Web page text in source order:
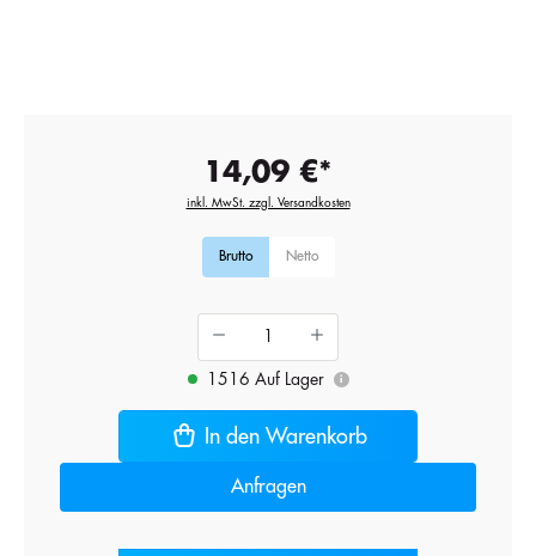
14,09 €*
inkl. MwSt. zzgl. Versandkosten
Brutto Netto
1516 Auf Lager i
In den Warenkorb
Anfragen